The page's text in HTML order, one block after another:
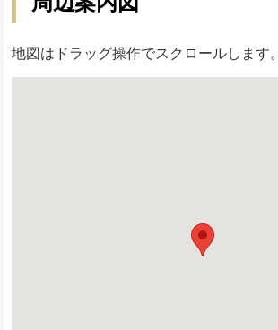
地図はドラッグ操作でスクロールします。